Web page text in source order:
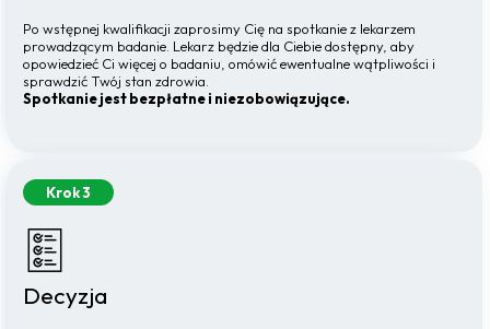
Po wstępnej kwalifikacji zaprosimy Cię na spotkanie z lekarzem
prowadzącym badanie. Lekarz będzie dla Ciebie dostępny, aby
opowiedzieć Ci więcej o badaniu, omówić ewentualne wątpliwości i
sprawdzić Twój stan zdrowia.
Spotkanie jest bezpłatne i niezobowiązujące.
Krok 3
Decyzja